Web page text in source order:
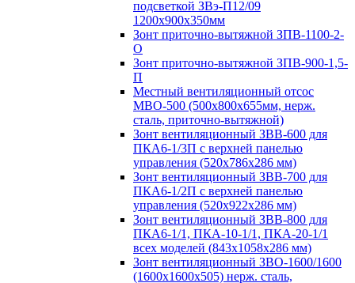
подсветкой ЗВэ-П12/09
1200х900х350мм
Зонт приточно-вытяжной ЗПВ-1100-2-
О
Зонт приточно-вытяжной ЗПВ-900-1,5-
П
Местный вентиляционный отсос
МВО-500 (500х800х655мм, нерж.
сталь, приточно-вытяжной)
Зонт вентиляционный ЗВВ-600 для
ПКА6-1/3П с верхней панелью
управления (520х786х286 мм)
Зонт вентиляционный ЗВВ-700 для
ПКА6-1/2П с верхней панелью
управления (520х922х286 мм)
Зонт вентиляционный ЗВВ-800 для
ПКА6-1/1, ПКА-10-1/1, ПКА-20-1/1
всех моделей (843х1058х286 мм)
Зонт вентиляционный ЗВО-1600/1600
(1600х1600х505) нерж. сталь,